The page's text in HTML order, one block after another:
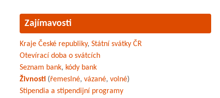
Zajímavosti
Kraje České republiky, Státní svátky ČR
Otevírací doba o svátcích
Seznam bank, kódy bank
Živnosti (řemeslné, vázané, volné)
Stipendia a stipendijní programy